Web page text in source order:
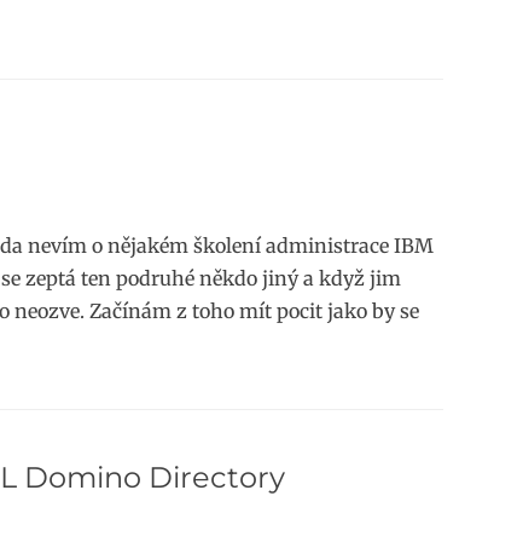
nevím o nějakém školení administrace IBM
zeptá ten podruhé někdo jiný a když jim
Začínám z toho mít pocit jako by se
Domino Directory